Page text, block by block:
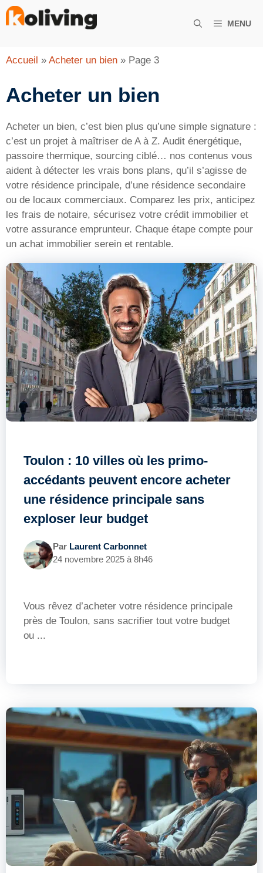
Aller
MENU
Accueil » Acheter un bien » Page 3
Acheter un bien
Acheter un bien, c’est bien plus qu’une simple signature :
c’est un projet à maîtriser de A à Z. Audit énergétique,
passoire thermique, sourcing ciblé… nos contenus vous
aident à détecter les vrais bons plans, qu’il s’agisse de
votre résidence principale, d’une résidence secondaire
ou de locaux commerciaux. Comparez les prix, anticipez
les frais de notaire, sécurisez votre crédit immobilier et
votre assurance emprunteur. Chaque étape compte pour
un achat immobilier serein et rentable.
Toulon : 10 villes où les primo-
accédants peuvent encore acheter
une résidence principale sans
exploser leur budget
Par Laurent Carbonnet
24 novembre 2025 à 8h46
Vous rêvez d’acheter votre résidence principale
près de Toulon, sans sacrifier tout votre budget
ou ...